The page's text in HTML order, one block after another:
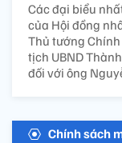
Các đại biểu
của Hội đồng
Thủ tướng
tịch UBND
đối với ông
Chính sách